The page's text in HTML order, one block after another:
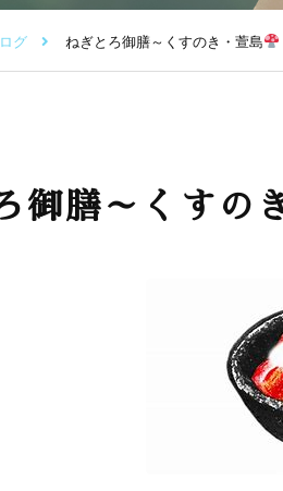
グ ねぎとろ御膳～くすのき・萱島
御膳～くすの